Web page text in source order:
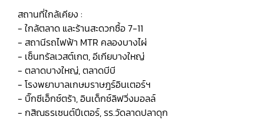
สถานที่ใกล้เคียง :
- ใกล้ตลาด และร้านสะดวกซื้อ 7-11
- สถานีรถไฟฟ้า MTR คลองบางไผ่
- เซ็นทรัลเวสต์เกต, อีเกียบางใหญ่
- ตลาดบางใหญ่, ตลาดบีบี
- โรงพยาบาลเกษมราษฎร์อินเตอร์ฯ
- บิ๊กซีเอ็กซ์ตร้า, อินเด็กซ์ลิฟวิ่งมอลล์
- กสิณธรเซนต์ปีเตอร์, รร.วัดลาดปลาดุก